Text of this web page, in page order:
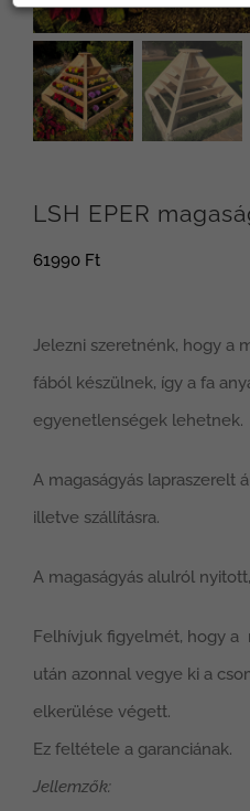
LSH EPER
61990 Ft
Jelezni szeretnénk, hogy a
fából készülnek, így a fa
egyenetlenségek lehetnek.
A magaságyás lapraszerelt
illetve szállításra.
A magaságyás alulról
Felhívjuk figyelmét, hogy a
után azonnal vegye ki a
elkerülése végett.
Ez feltétele a garanciának.
Jellemzők: